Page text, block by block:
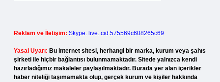
Reklam ve İletişim: Skype: live:.cid.575569c608265c69
Yasal Uyarı: Bu internet sitesi, herhangi bir marka, kurum veya şahıs
şirketi ile hiçbir bağlantısı bulunmamaktadır. Sitede yalnızca kendi
hazırladığımız makaleler paylaşılmaktadır. Burada yer alan içerikler
haber niteliği taşımamakta olup, gerçek kurum ve kişiler hakkında